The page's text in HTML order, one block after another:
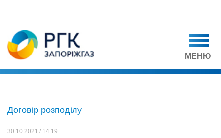
МЕНЮ
Договір розподілу
30.10.2021 / 14:19